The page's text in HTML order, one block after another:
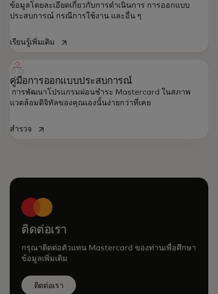
ข้อมูลโดยละเอียดเกี่ยวกับการดำเนินการ การออกแบบ
ประสบการณ์ กรณีการใช้งาน และอื่น ๆ
เรียนรู้เพิ่มเติม opens in a new tab
คู่มือการออกแบบประสบการณ์
การพัฒนาโปรแกรมผ่อนชำระ Mastercard ในสภาพ
แวดล้อมดิจิทัลของคุณเองนั้นง่ายกว่าที่เคย
สำรวจopens in a new tab
ติดต่อเรา
กรุณาติดต่อตัวแทน Mastercard ของท่านเพื่อศึกษา
ข้อมูลเพิ่มเติม
ติดต่อเรา